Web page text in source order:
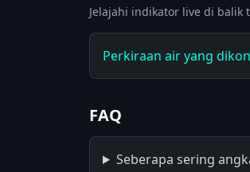
Jelajahi indikator live di balik
Perkiraan air yang
FAQ
Seberapa sering